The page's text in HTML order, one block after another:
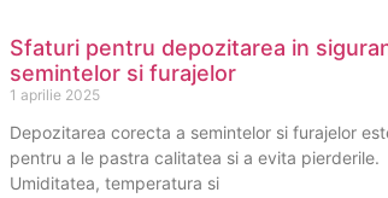
Sfaturi pentru depozitarea in
semintelor si furajelor
1 aprilie 2025
Depozitarea corecta a semintelor si furajelor
pentru a le pastra calitatea si a evita pierderile.
Umiditatea, temperatura si